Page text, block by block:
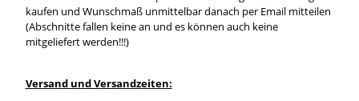
kaufen und Wunschmaß unmittelbar danach per Email mitteilen
(Abschnitte fallen keine an und es können auch keine
mitgeliefert werden!!!)
Versand und Versandzeiten: